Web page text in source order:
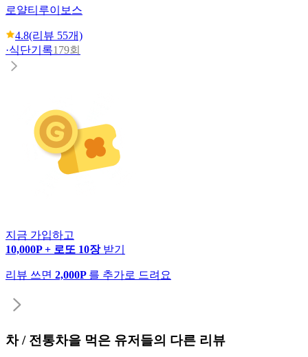
로얄티 루이보스
4.8(리뷰 55개)
·식단기록179회
지금 가입하고
10,000P + 로또 10장 받기
리뷰 쓰면 2,000P 를 추가로 드려요
차 / 전통차을 먹은 유저들의 다른 리뷰